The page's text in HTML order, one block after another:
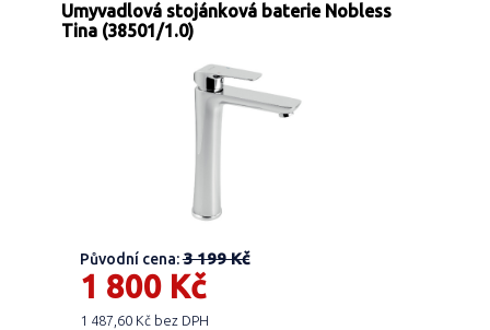
Umyvadlová stojánková baterie Nobless
Tina (38501/1.0)
Původní cena:3 199 Kč
1 800 Kč
1 487,60 Kč bez DPH